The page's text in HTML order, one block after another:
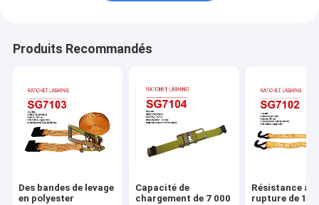
Produits Recommandés
Des bandes de levage
en polyester
Capacité de
chargement de 7 000
Résistance à
rupture de 1